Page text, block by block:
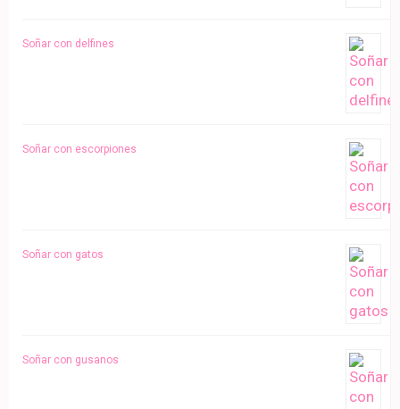
Soñar con delfines
Soñar con escorpiones
Soñar con gatos
Soñar con gusanos